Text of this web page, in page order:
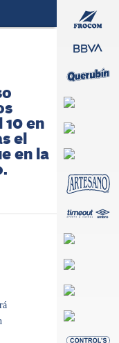
10 en
el
en la